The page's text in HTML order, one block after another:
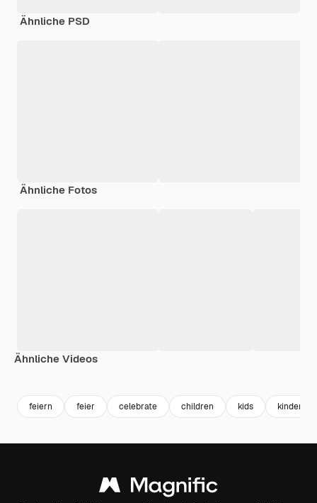
Ähnliche PSD
Ähnliche Fotos
Ähnliche Videos
feiern feier celebrate children kids kinder